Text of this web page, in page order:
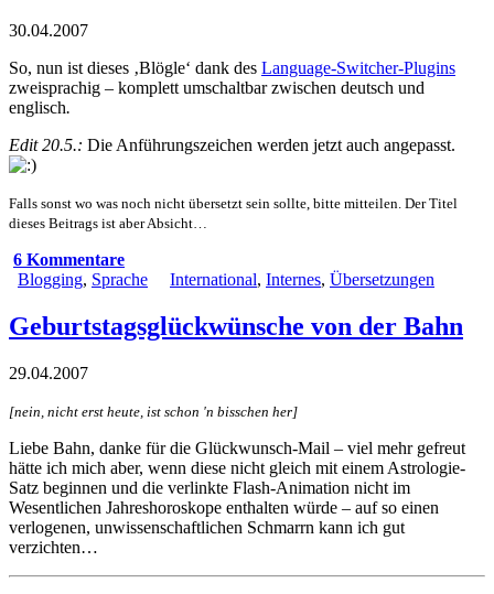
30.04.2007
So, nun ist dieses ‚Blögle‘ dank des Language-Switcher-Plugins
zweisprachig – komplett umschaltbar zwischen deutsch und
englisch.
Edit 20.5.: Die Anführungszeichen werden jetzt auch angepasst.
Falls sonst wo was noch nicht übersetzt sein sollte, bitte mitteilen. Der Titel
dieses Beitrags ist aber Absicht…
6 Kommentare
Blogging, Sprache International, Internes, Übersetzungen
Geburtstagsglückwünsche von der Bahn
29.04.2007
[nein, nicht erst heute, ist schon 'n bisschen her]
Liebe Bahn, danke für die Glückwunsch-Mail – viel mehr gefreut
hätte ich mich aber, wenn diese nicht gleich mit einem Astrologie-
Satz beginnen und die verlinkte Flash-Animation nicht im
Wesentlichen Jahreshoroskope enthalten würde – auf so einen
verlogenen, unwissenschaftlichen Schmarrn kann ich gut
verzichten…